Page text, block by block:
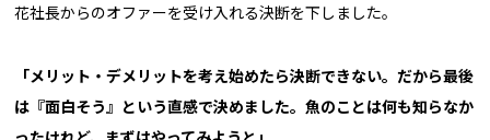
花社長からのオファーを受け入れる決断を下しました。
「メリット・デメリットを考え始めたら決断できない。だから最後
は『面白そう』という直感で決めました。魚のことは何も知らなか